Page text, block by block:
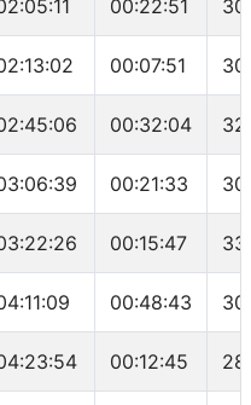
00:22:51
00:07:51
00:32:04
00:21:33
00:15:47
00:48:43
00:12:45